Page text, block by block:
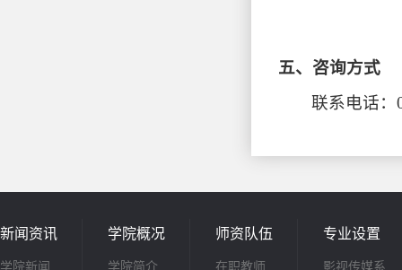
五、咨询方式
联系电话：
新闻资讯
学院新闻
学院概况
学院简介
师资队伍
在职教师
专业设置
影视传媒系